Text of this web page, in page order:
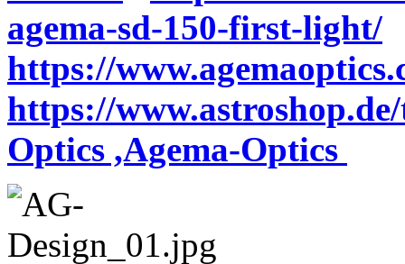
agema-sd-150-first-light/
https://
https://
Optics ,Agema-Optics